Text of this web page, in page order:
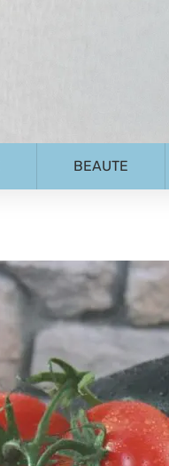
BEAUTE